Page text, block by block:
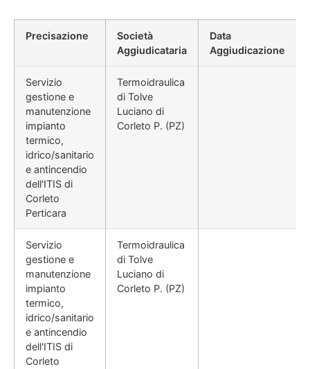
Precisazione
Società
Aggiudicataria
Data
Aggiudicazione
Servizio
gestione e
manutenzione
impianto
termico,
idrico/sanitario
e antincendio
dell'ITIS di
Corleto
Perticara
Termoidraulica
di Tolve
Luciano di
Corleto P. (PZ)
Servizio
gestione e
manutenzione
impianto
termico,
idrico/sanitario
e antincendio
dell'ITIS di
Corleto
Termoidraulica
di Tolve
Luciano di
Corleto P. (PZ)